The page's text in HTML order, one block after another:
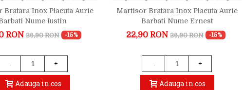
Bratara Inox Placuta Aurie
Nume Iustin
RON 26,90 RON -15%
- +
Adauga in cos
Martisor Bratara Inox Placuta Aurie
Barbati Nume Ernest
22,90 RON 26,90 RON -15%
- +
Adauga in cos